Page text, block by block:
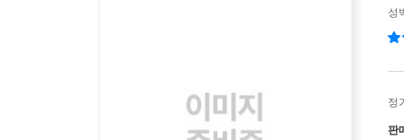
성
정
판